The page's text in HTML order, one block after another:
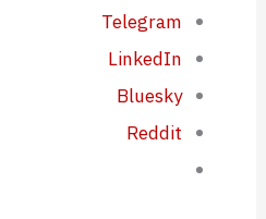
Telegram
LinkedIn
Bluesky
Reddit